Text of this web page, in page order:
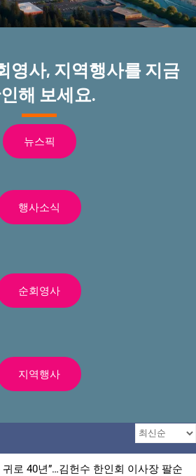
영사, 지역행사를 지금
해 보세요.
뉴스픽
행사소식
순회영사
지역행사
로 40년”…김헌수 한인회 이사장 팔순